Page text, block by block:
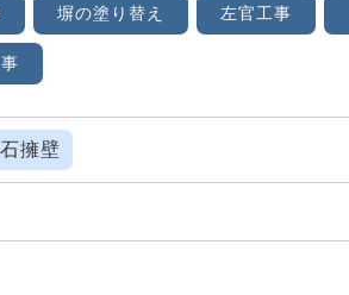
塀の塗り替え 左官工事
擁壁